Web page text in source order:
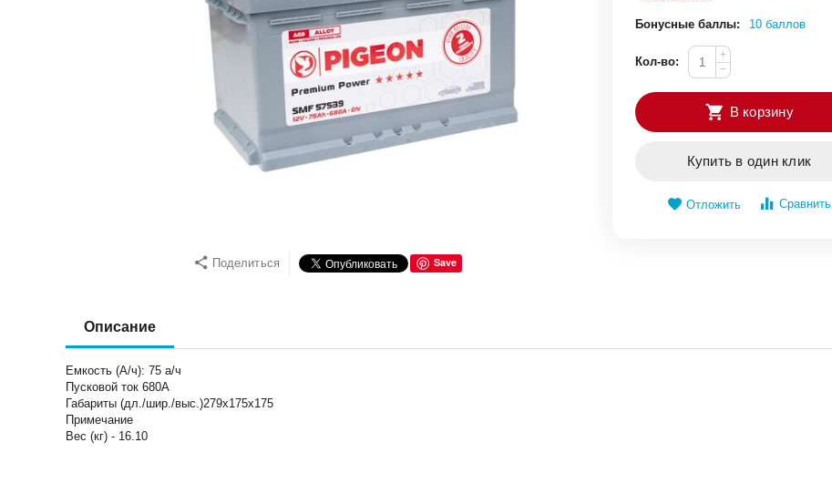
Поделиться Save
Бонусные баллы: 10 баллов
Кол-во:
+
−
В корзину
Купить в один клик
Отложить Сравнить
Описание
Емкость (А/ч): 75 а/ч
Пусковой ток 680А
Габариты (дл./шир./выс.)279х175х175
Примечание
Вес (кг) - 16.10